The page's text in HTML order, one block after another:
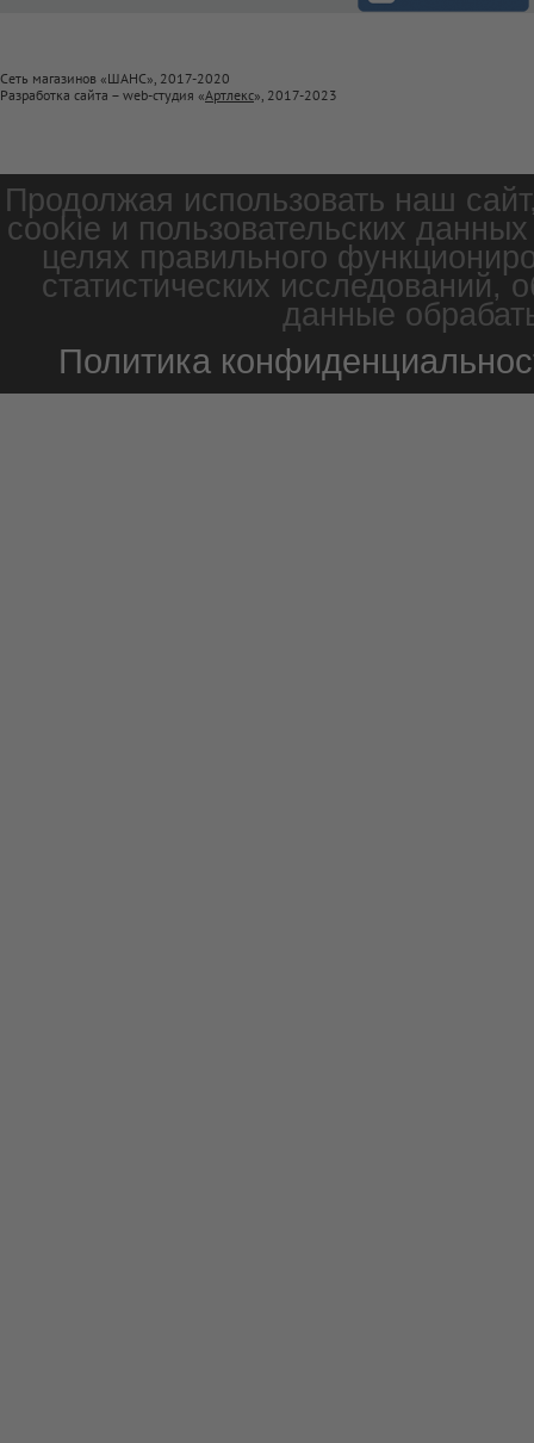
Сеть магазинов «ШАНС», 2017-2020
Разработка сайта – web-студия «Артлекс», 2017-2023
Продолжая использовать наш
cookie и пользовательских
целях правильного
статистических
данные
Политика